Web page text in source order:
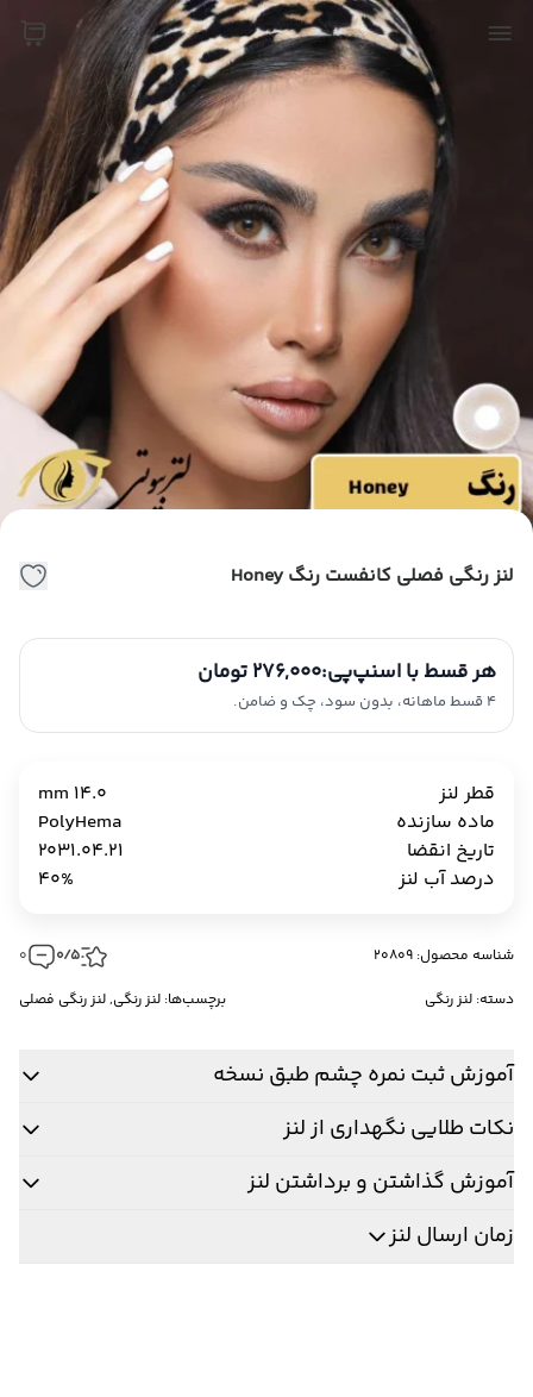
لنز رنگی فصلی کانفست رنگ Honey
هر قسط با اسنپ‌پی:276,000 تومان
4 قسط ماهانه، بدون سود، چک و ضامن.
قطر لنز
14.0 mm
ماده سازنده
PolyHema
تاریخ انقضا
2031.04.21
درصد آب لنز
40%
شناسه محصول: 20809 0/5
0
دسته: لنز رنگی برچسب‌ها: لنز رنگی,لنز رنگی فصلی
آموزش ثبت نمره چشم طبق نسخه
نکات طلایی نگهداری از لنز
آموزش گذاشتن و برداشتن لنز
زمان ارسال لنز